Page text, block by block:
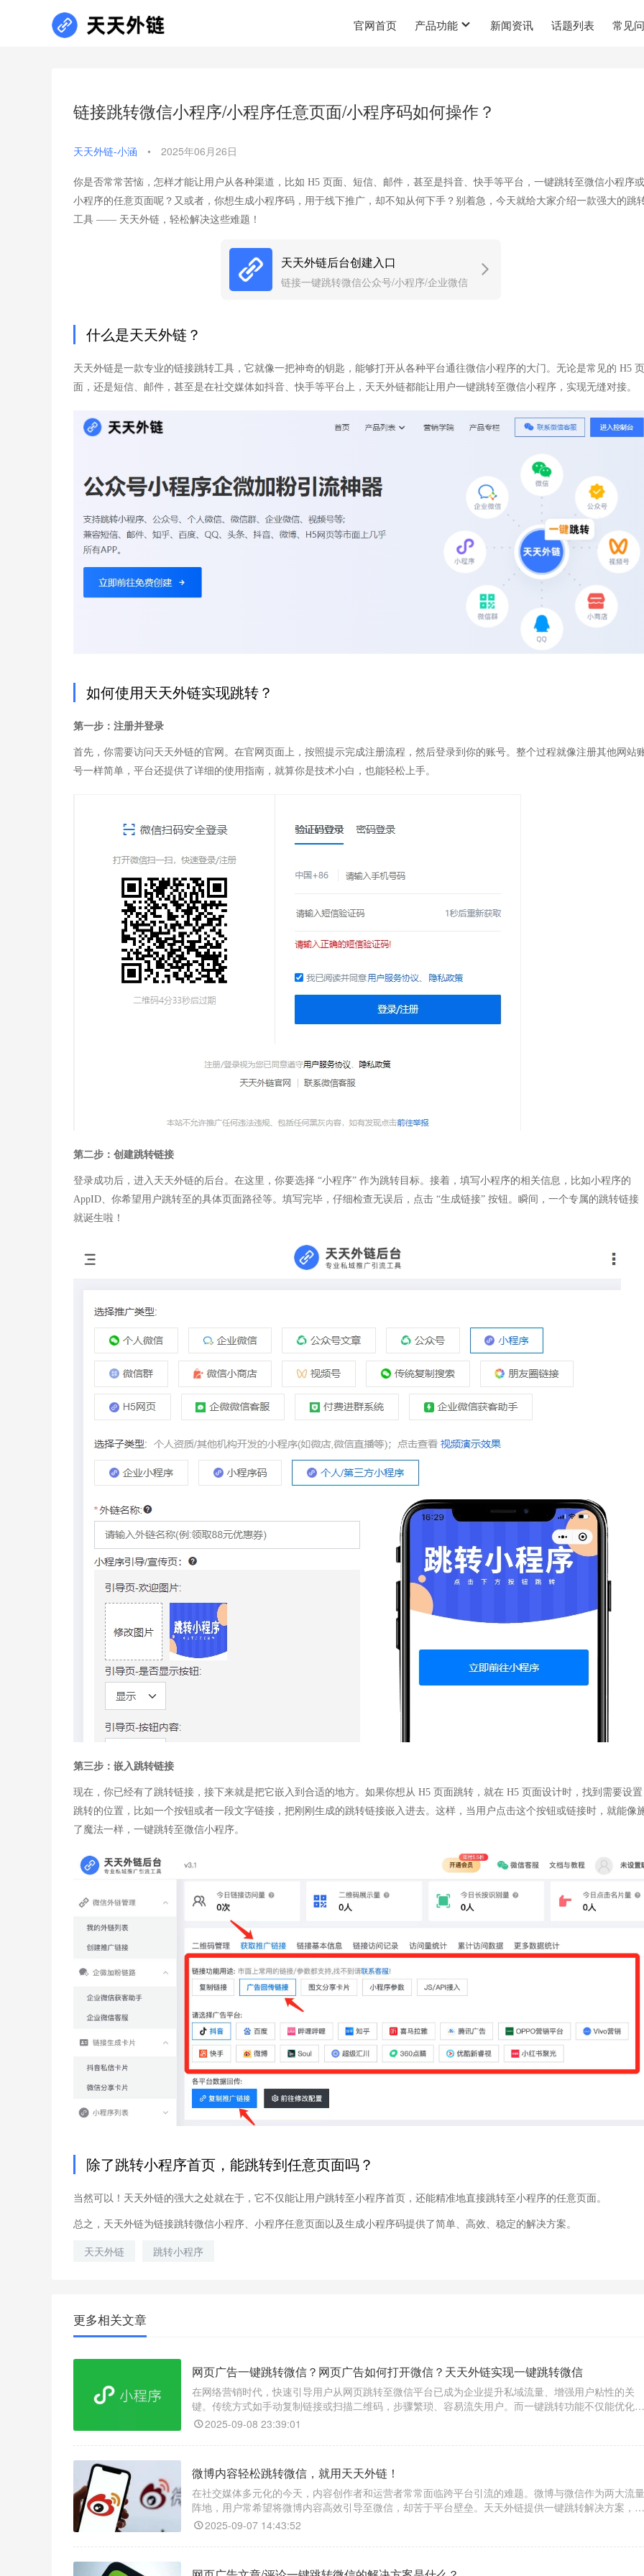
官网首页 产品功能 新闻资讯 话题列表 常见
链接跳转微信小程序/小程序任意页面/小程序码如何操作？
天天外链-小涵 • 2025年06月26日
你是否常常苦恼，怎样才能让用户从各种渠道，比如 H5 页面、短信、邮件，甚至是抖音、快手等平台，一键跳转至微信小程序或
小程序的任意页面呢？又或者，你想生成小程序码，用于线下推广，却不知从何下手？别着急，今天就给大家介绍一款强大的跳
工具 —— 天天外链，轻松解决这些难题！​
天天外链后台创建入口
链接一键跳转微信公众号/小程序/企业微信
什么是天天外链？
天天外链是一款专业的链接跳转工具，它就像一把神奇的钥匙，能够打开从各种平台通往微信小程序的大门。无论是常见的 H5 页
面，还是短信、邮件，甚至是在社交媒体如抖音、快手等平台上，天天外链都能让用户一键跳转至微信小程序，实现无缝对接。
如何使用天天外链实现跳转？
第一步：注册并登录​
首先，你需要访问天天外链的官网。在官网页面上，按照提示完成注册流程，然后登录到你的账号。整个过程就像注册其他网站
号一样简单，平台还提供了详细的使用指南，就算你是技术小白，也能轻松上手。​
第二步：创建跳转链接​
登录成功后，进入天天外链的后台。在这里，你要选择 “小程序” 作为跳转目标。接着，填写小程序的相关信息，比如小程序的
AppID、你希望用户跳转至的具体页面路径等。填写完毕，仔细检查无误后，点击 “生成链接” 按钮。瞬间，一个专属的跳转链接
就诞生啦！
第三步：嵌入跳转链接​
现在，你已经有了跳转链接，接下来就是把它嵌入到合适的地方。如果你想从 H5 页面跳转，就在 H5 页面设计时，找到需要设置
跳转的位置，比如一个按钮或者一段文字链接，把刚刚生成的跳转链接嵌入进去。这样，当用户点击这个按钮或链接时，就能像
了魔法一样，一键跳转至微信小程序。​
除了跳转小程序首页，能跳转到任意页面吗？
当然可以！天天外链的强大之处就在于，它不仅能让用户跳转至小程序首页，还能精准地直接跳转至小程序的任意页面。
总之，天天外链为链接跳转微信小程序、小程序任意页面以及生成小程序码提供了简单、高效、稳定的解决方案。
天天外链 跳转小程序
更多相关文章
网页广告一键跳转微信？网页广告如何打开微信？天天外链实现一键跳转微信
在网络营销时代，快速引导用户从网页跳转至微信平台已成为企业提升私域流量、增强用户粘性的关
键。传统方式如手动复制链接或扫描二维码，步骤繁琐、容易流失用户。而一键跳转功能不仅能优化用
户体验，还能显著提高转化率。在众多工具中，“天天外链”以其高效稳定的服务，成为众多企业和个人
2025-09-08 23:39:01
微博内容轻松跳转微信，就用天天外链！
在社交媒体多元化的今天，内容创作者和运营者常常面临跨平台引流的难题。微博与微信作为两大流量
阵地，用户常希望将微博内容高效引导至微信，却苦于平台壁垒。天天外链提供一键跳转解决方案，让
跨平台引流变得简单高效。
2025-09-07 14:43:52